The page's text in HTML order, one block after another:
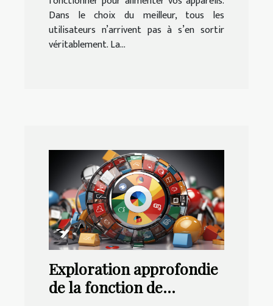
Dans le choix du meilleur, tous les
utilisateurs n’arrivent pas à s’en sortir
véritablement. La...
Exploration approfondie
de la fonction de